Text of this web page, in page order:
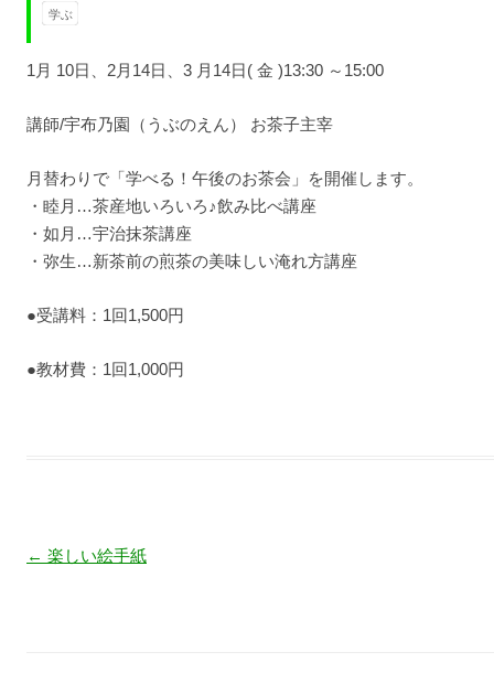
学ぶ
1月 10日、2月14日、3 月14日( 金 )13:30 ～15:00
講師/宇布乃園（うぶのえん） お茶子主宰
月替わりで「学べる！午後のお茶会」を開催します。
・睦月…茶産地いろいろ♪飲み比べ講座
・如月…宇治抹茶講座
・弥生…新茶前の煎茶の美味しい淹れ方講座
●受講料：1回1,500円
●教材費：1回1,000円
投稿ナビゲーション
← 楽しい絵手紙